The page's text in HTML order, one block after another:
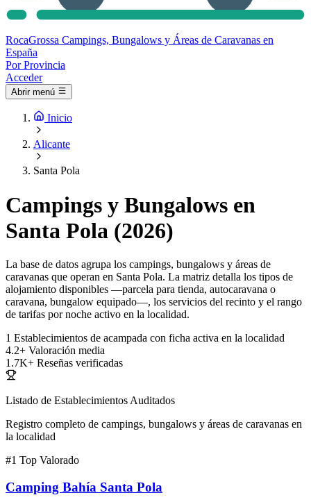
RocaGrossa Campings, Bungalows y Áreas de Caravanas en
España
Por Provincia
Acceder
Abrir menú
Inicio
Alicante
Santa Pola
Campings y Bungalows en
Santa Pola (2026)
La base de datos agrupa los campings, bungalows y áreas de
caravanas que operan en Santa Pola. La matriz detalla los tipos de
alojamiento disponibles —parcela para tienda, autocaravana o
caravana, bungalow equipado—, los servicios del recinto y el rango
de tarifas por noche activo en la localidad.
1 Establecimientos de acampada con ficha activa en la localidad
4.2+ Valoración media
1.7K+ Reseñas verificadas
Listado de Establecimientos Auditados
Registro completo de campings, bungalows y áreas de caravanas en
la localidad
#1 Top Valorado
Camping Bahía Santa Pola